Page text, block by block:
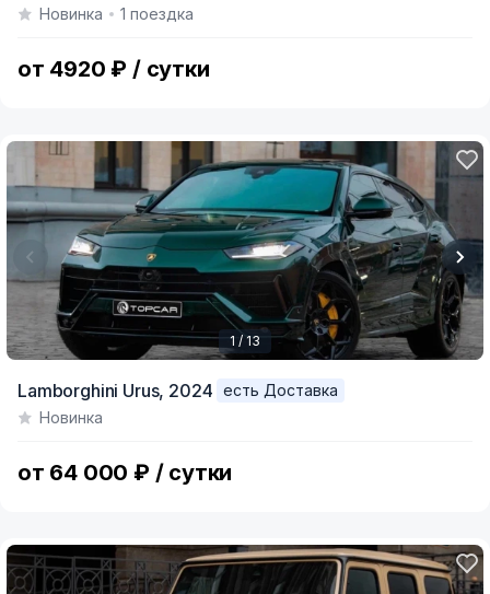
of
Новинка 1 поездка
от 4920 ₽ / сутки
of
1 / 13
Lamborghini Urus, 2024
есть Доставка
Новинка
от 64 000 ₽ / сутки